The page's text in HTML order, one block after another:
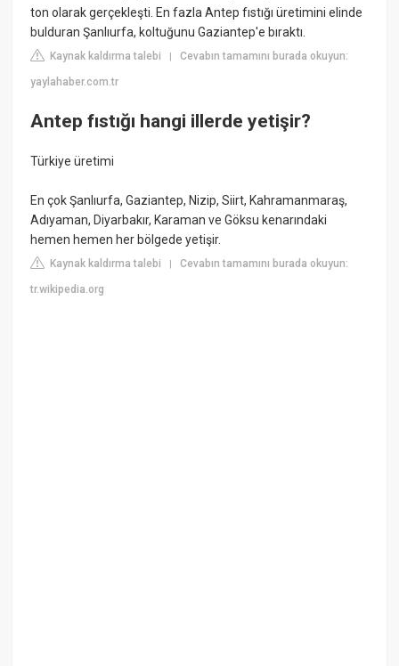
ton olarak gerçekleşti. En fazla Antep fıstığı üretimini elinde
bulduran Şanlıurfa, koltuğunu Gaziantep'e bıraktı.
Kaynak kaldırma talebi |Cevabın tamamını burada okuyun:
yaylahaber.com.tr
Antep fıstığı hangi illerde yetişir?
Türkiye üretimi
En çok Şanlıurfa, Gaziantep, Nizip, Siirt, Kahramanmaraş,
Adıyaman, Diyarbakır, Karaman ve Göksu kenarındaki
hemen hemen her bölgede yetişir.
Kaynak kaldırma talebi |Cevabın tamamını burada okuyun:
tr.wikipedia.org